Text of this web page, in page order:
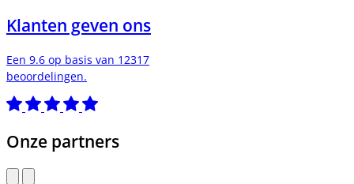
Klanten geven ons
Een 9.6 op basis van 12317
beoordelingen.
Onze partners